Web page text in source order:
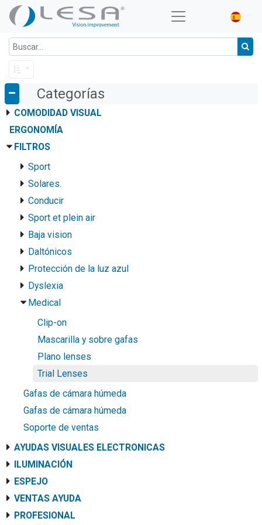
Categorías
COMODIDAD VISUAL
ERGONOMÍA
FILTROS
Sport
Solares.
Conducir
Sport et plein air
Baja vision
Daltónicos
Protección de la luz azul
Dyslexia
Medical
Clip-on
Mascarilla y sobre gafas
Plano lenses
Trial Lenses
Gafas de cámara húmeda
Gafas de cámara húmeda
Soporte de ventas
AYUDAS VISUALES ELECTRONICAS
ILUMINACIÓN
ESPEJO
VENTAS AYUDA
PROFESIONAL